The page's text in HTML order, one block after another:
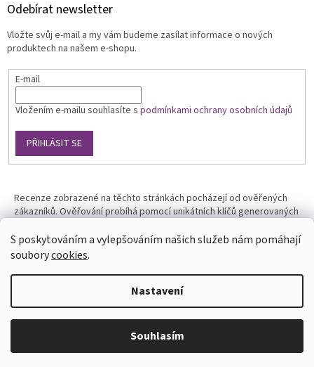
S poskytováním a vylepšováním našich služeb nám pomáhají
souborycookies.
Nastavení
Souhlasím
Odebírat newsletter
Vložte svůj e-mail a my vám budeme zasílat informace o nových
produktech na našem e-shopu.
E-mail
Vložením e-mailu souhlasíte s podmínkami ochrany osobních údajů
PŘIHLÁSIT SE
Recenze zobrazené na těchto stránkách pocházejí od ověřených
zákazníků. Ověřování probíhá pomocí unikátních klíčů generovaných
Vytvořil Shoptet
Phototools.cz. Všechna práva vyhrazena.